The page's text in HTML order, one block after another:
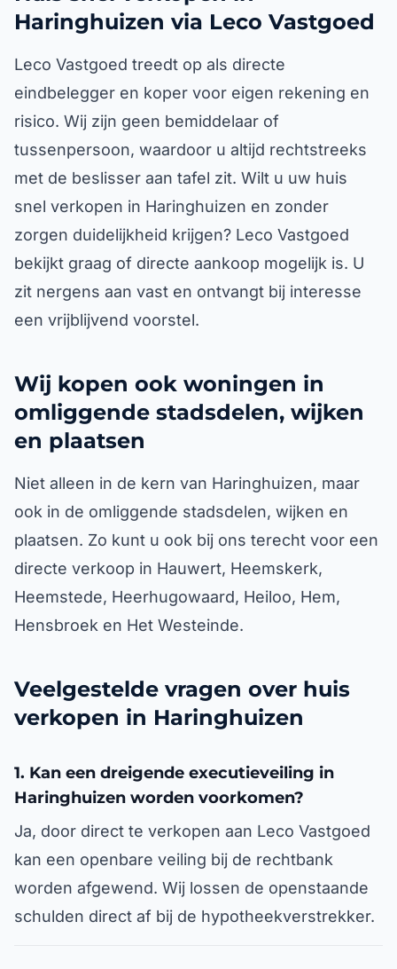
Haringhuizen via Leco Vastgoed
Leco Vastgoed treedt op als directe
eindbelegger en koper voor eigen rekening en
risico. Wij zijn geen bemiddelaar of
tussenpersoon, waardoor u altijd rechtstreeks
met de beslisser aan tafel zit. Wilt u uw huis
snel verkopen in Haringhuizen en zonder
zorgen duidelijkheid krijgen? Leco Vastgoed
bekijkt graag of directe aankoop mogelijk is. U
zit nergens aan vast en ontvangt bij interesse
een vrijblijvend voorstel.
Wij kopen ook woningen in
omliggende stadsdelen, wijken
en plaatsen
Niet alleen in de kern van Haringhuizen, maar
ook in de omliggende stadsdelen, wijken en
plaatsen. Zo kunt u ook bij ons terecht voor een
directe verkoop in Hauwert, Heemskerk,
Heemstede, Heerhugowaard, Heiloo, Hem,
Hensbroek en Het Westeinde.
Veelgestelde vragen over huis
verkopen in Haringhuizen
1. Kan een dreigende executieveiling in
Haringhuizen worden voorkomen?
Ja, door direct te verkopen aan Leco Vastgoed
kan een openbare veiling bij de rechtbank
worden afgewend. Wij lossen de openstaande
schulden direct af bij de hypotheekverstrekker.